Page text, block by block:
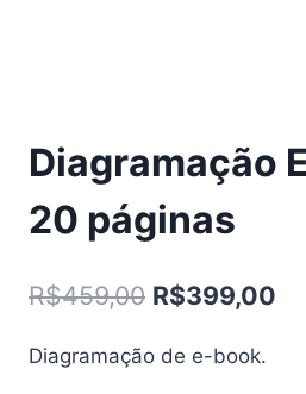
Diagramação
20 páginas
R$459,00 O
original
R$399,00
Diagramação de e-book.